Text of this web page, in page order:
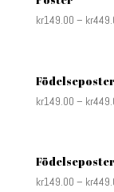
kr149.00 – kr
kr149.00 – kr
kr149.00 – kr